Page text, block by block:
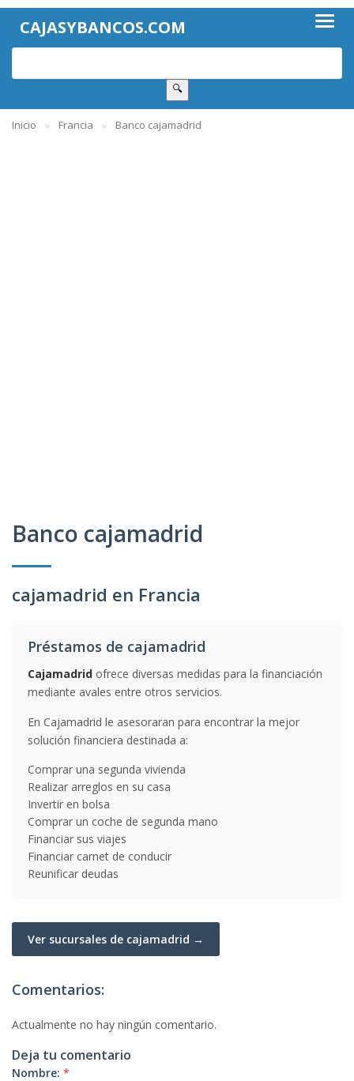
CAJASYBANCOS.COM
🔍
Inicio Francia Banco cajamadrid
Banco cajamadrid
cajamadrid en Francia
Préstamos de cajamadrid
Cajamadrid ofrece diversas medidas para la financiación
mediante avales entre otros servicios.
En Cajamadrid le asesoraran para encontrar la mejor
solución financiera destinada a:
Comprar una segunda vivienda
Realizar arreglos en su casa
Invertir en bolsa
Comprar un coche de segunda mano
Financiar sus viajes
Financiar carnet de conducir
Reunificar deudas
Ver sucursales de cajamadrid →
Comentarios:
Actualmente no hay ningún comentario.
Deja tu comentario
Nombre: *